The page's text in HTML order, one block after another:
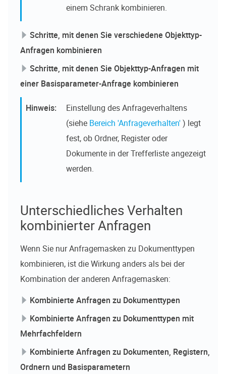
einem Schrank kombinieren.
Schritte, mit denen Sie verschiedene Objekttyp-
Anfragen kombinieren
Schritte, mit denen Sie Objekttyp-Anfragen mit
einer Basisparameter-Anfrage kombinieren
Einstellung des Anfrageverhaltens
(siehe Bereich 'Anfrageverhalten' ) legt
fest, ob Ordner, Register oder
Dokumente in der Trefferliste angezeigt
werden.
Unterschiedliches Verhalten
kombinierter Anfragen
Wenn Sie nur Anfragemasken zu Dokumenttypen
kombinieren, ist die Wirkung anders als bei der
Kombination der anderen Anfragemasken:
Kombinierte Anfragen zu Dokumenttypen
Kombinierte Anfragen zu Dokumenttypen mit
Mehrfachfeldern
Kombinierte Anfragen zu Dokumenten, Registern,
Ordnern und Basisparametern